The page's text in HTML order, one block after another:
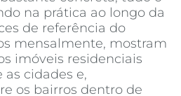
na prática ao longo da
de referência do
mensalmente, mostram
imóveis residenciais
cidades e,
os bairros dentro de